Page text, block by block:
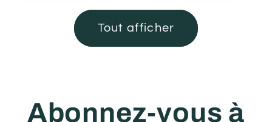
Tout afficher
Abonnez‑vous à